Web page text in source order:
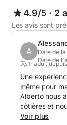
votre
encore plus
Une
détente,
en peu de
4.9/5 · 2
Les avis sont
A
Date de
Date de
Traduit
Une
même pour
Alberto nous
côtières et
curiosités
Voir plus